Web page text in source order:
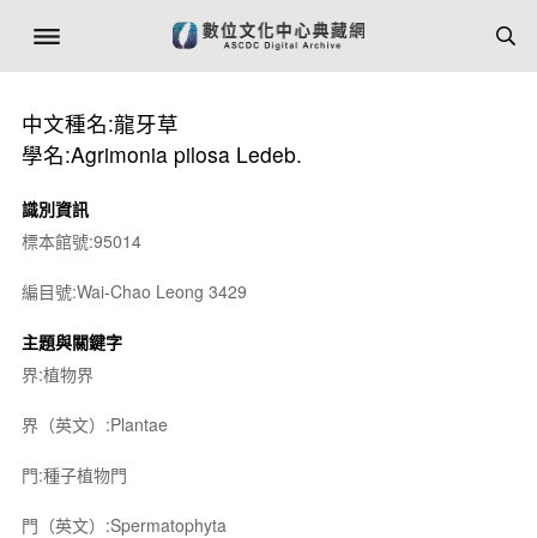
中文種名:龍牙草
學名:Agrimonia pilosa Ledeb.
識別資訊
標本館號:95014
編目號:Wai-Chao Leong 3429
主題與關鍵字
界:植物界
界（英文）:Plantae
門:種子植物門
門（英文）:Spermatophyta